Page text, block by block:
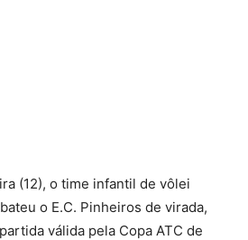
(12), o time infantil de vôlei
o E.C. Pinheiros de virada,
válida pela Copa ATC de